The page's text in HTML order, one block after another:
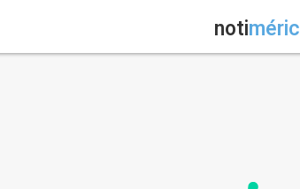
noti